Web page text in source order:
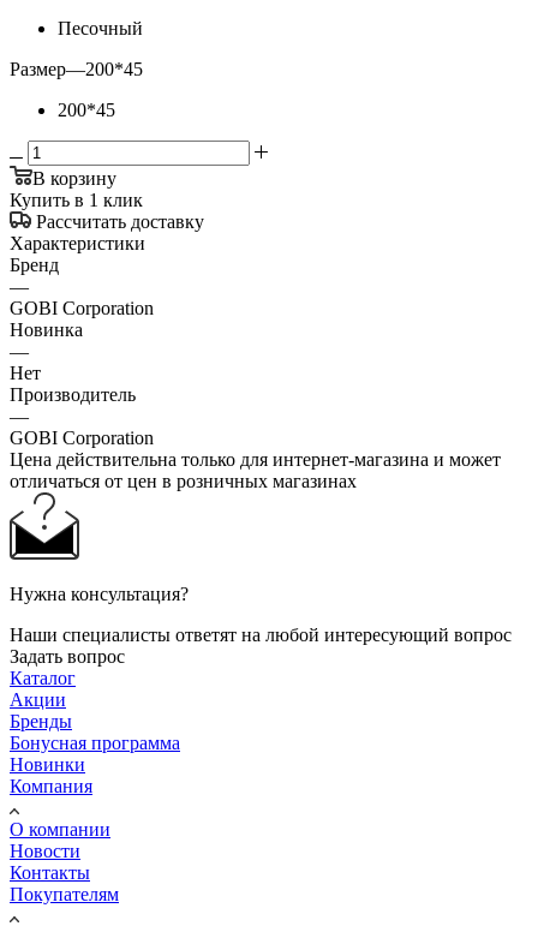
Песочный
Размер—200*45
200*45
В корзину
Купить в 1 клик
Рассчитать доставку
Характеристики
Бренд
—
GOBI Corporation
Новинка
—
Нет
Производитель
—
GOBI Corporation
Цена действительна только для интернет-магазина и может
отличаться от цен в розничных магазинах
Нужна консультация?
Наши специалисты ответят на любой интересующий вопрос
Задать вопрос
Каталог
Акции
Бренды
Бонусная программа
Новинки
Компания
О компании
Новости
Контакты
Покупателям